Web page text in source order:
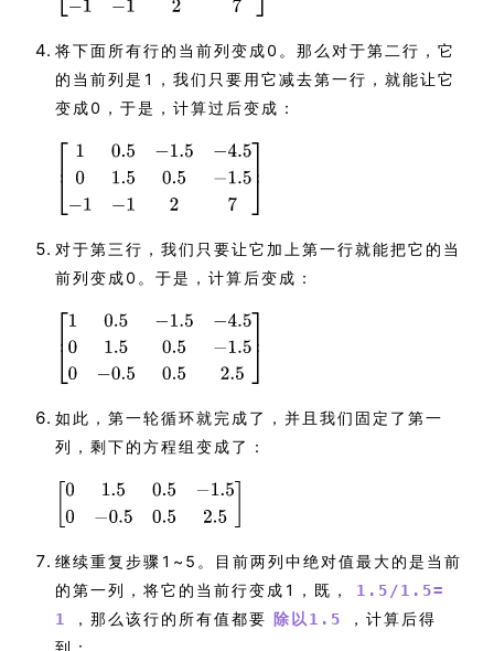
将下面所有行的当前列变成0。那么对于第二行，它
的当前列是1，我们只要用它减去第一行，就能让它
变成0，于是，计算过后变成：
对于第三行，我们只要让它加上第一行就能把它的当
前列变成0。于是，计算后变成：
如此，第一轮循环就完成了，并且我们固定了第一
列，剩下的方程组变成了：
继续重复步骤1~5。目前两列中绝对值最大的是当前
的第一列，将它的当前行变成1，既，
1.5/1.5=
1
，那么该行的所有值都要 除以1.5
，计算后得
到：